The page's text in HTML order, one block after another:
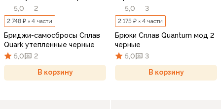
5,0
2
2 748 ₽ × 4 части
Бриджи-самосбросы Сплав
Quark утепленные черные
5,0
2
В корзину
5,0
3
2 175 ₽ × 4 части
Брюки Сплав Quantum мод 2
черные
5,0
3
В корзину